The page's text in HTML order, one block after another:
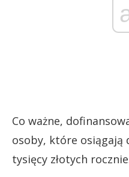
Co ważne,
osoby, które osiągają
tysięcy złotych